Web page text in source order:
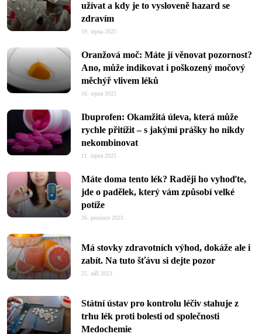
užívat a kdy je to vysloveně hazard se
zdravím
19. srpna 2025
Oranžová moč: Máte jí věnovat pozornost?
Ano, může indikovat i poškozený močový
měchýř vlivem léků
16. srpna 2025
Ibuprofen: Okamžitá úleva, která může
rychle přitížit – s jakými prášky ho nikdy
nekombinovat
11. srpna 2025
Máte doma tento lék? Raději ho vyhoďte,
jde o padělek, který vám způsobí velké
potíže
26. prosince 2023
Má stovky zdravotních výhod, dokáže ale i
zabít. Na tuto šťávu si dejte pozor
25. září 2023
Státní ústav pro kontrolu léčiv stahuje z
trhu lék proti bolesti od společnosti
Medochemie